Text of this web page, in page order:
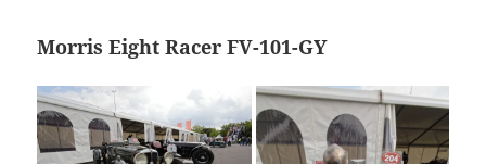
Morris Eight Racer FV-101-GY